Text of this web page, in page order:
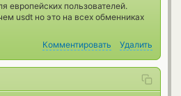
европейских пользователей.
usdt но это на всех обменниках
Комментировать
Удалить